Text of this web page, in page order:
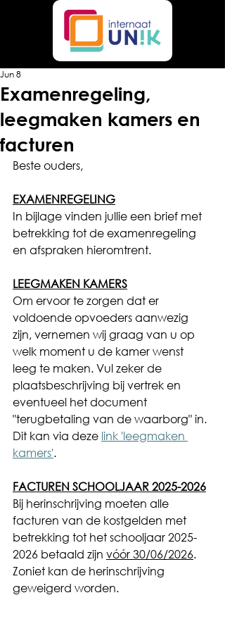
Examenregeling,
leegmaken kamers en
facturen
Jun 8
Beste ouders,
EXAMENREGELING
In bijlage vinden jullie een brief met
betrekking tot de examenregeling
en afspraken hieromtrent.
LEEGMAKEN KAMERS
Om ervoor te zorgen dat er
voldoende opvoeders aanwezig
zijn, vernemen wij graag van u op
welk moment u de kamer wenst
leeg te maken. Vul zeker de
plaatsbeschrijving bij vertrek en
eventueel het document
"terugbetaling van de waarborg" in.
Dit kan via deze link 'leegmaken
kamers'.
FACTUREN SCHOOLJAAR 2025-2026
Bij herinschrijving moeten alle
facturen van de kostgelden met
betrekking tot het schooljaar 2025-
2026 betaald zijn vóór 30/06/2026.
Zoniet kan de herinschrijving
geweigerd worden.